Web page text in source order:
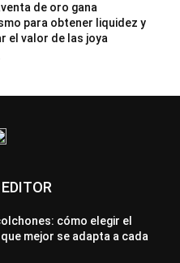
de oro gana
para obtener liquidez y
el valor de las joya
cómo elegir el
mejor se adapta a cada